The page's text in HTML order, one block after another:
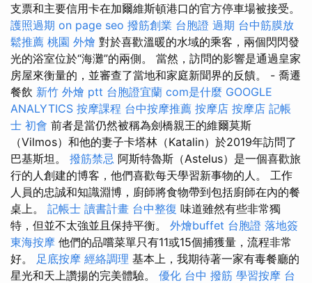
支票和主要信用卡在加爾維斯頓港口的官方停車場被接受。
護照過期 on page seo 撥筋創業 台胞證 過期 台中筋膜放
鬆推薦 桃園 外燴 對於喜歡溫暖的水域的乘客，兩個閃閃發
光的浴室位於“海灘”的兩側。 當然，訪問的影響是通過皇家
房屋來衡量的，並審查了當地和家庭新聞界的反饋。 - 喬遷
餐飲 新竹 外燴 ptt 台胞證宜蘭 com是什麼 GOOGLE
ANALYTICS 按摩課程 台中按摩推薦 按摩店 按摩店 記帳
士 初會 前者是當仍然被稱為劍橋親王的維爾莫斯
（Vilmos）和他的妻子卡塔林（Katalin）於2019年訪問了
巴基斯坦。 撥筋禁忌 阿斯特魯斯（Astelus）是一個喜歡旅
行的人創建的博客，他們喜歡每天學習新事物的人。 工作
人員的忠誠和知識淵博，廚師將食物帶到包括廚師在內的餐
桌上。 記帳士 讀書計畫 台中整復 味道雖然有些非常獨
特，但並不太強並且保持平衡。 外燴buffet 台胞證 落地簽
東海按摩 他們的品嚐菜單只有11或15個捕獲量，流程非常
好。 足底按摩 經絡調理 基本上，我期待著一家有毒餐廳的
星光和天上讚揚的完美體驗。 優化 台中 撥筋 學習按摩 台